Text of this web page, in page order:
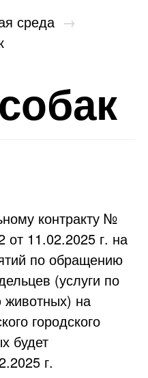
среда →
контракту №
от 11.02.2025 г. на
по обращению
(услуги по
на
городского
будет
г.